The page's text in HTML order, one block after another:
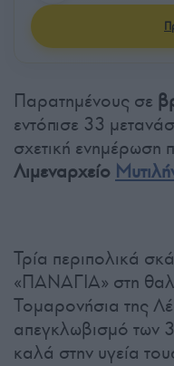
Παρατημένους σε
εντόπισε 33
σχετική ενημέρωση
Λιμεναρχείο
Τρία περιπολικά
«ΠΑΝΑΓΙΑ» στη
Τομαρονήσια της
απεγκλωβισμό των
καλά στην υγεία